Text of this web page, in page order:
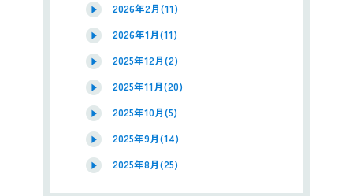
2026年2月(11)
2026年1月(11)
2025年12月(2)
2025年11月(20)
2025年10月(5)
2025年9月(14)
2025年8月(25)